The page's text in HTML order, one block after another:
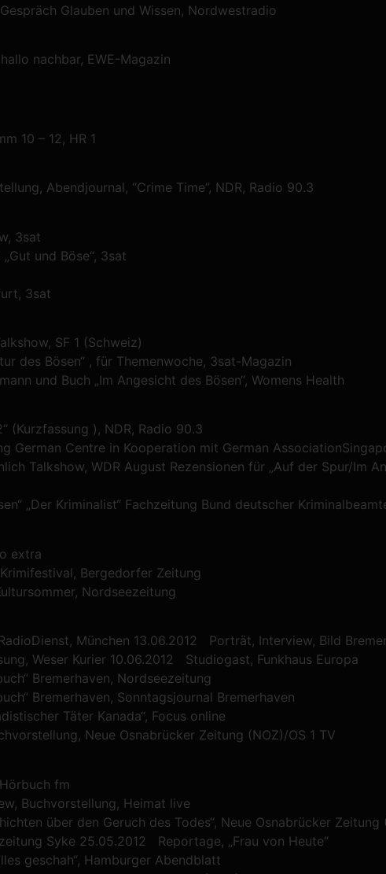
Glauben und Wissen, Nordwestradio
nachbar, EWE-Magazin
10 – 12, HR 1
Abendjournal, “Crime Time”, NDR, Radio 90.3
3sat
und Böse“, 3sat
3sat
SF 1 (Schweiz)
des Bösen“ , für Themenwoche, 3sat-Magazin
und Buch „Im Angesicht des Bösen“, Womens Health
(Kurzfassung ), NDR, Radio 90.3
Centre in Kooperation mit German
Talkshow, WDR August Rezensionen für „Auf der Spur/Im
„Der Kriminalist“ Fachzeitung Bund deutscher
extra
Bergedorfer Zeitung
Nordseezeitung
München 13.06.2012 Porträt, Interview, Bild
Weser Kurier 10.06.2012 Studiogast, Funkhaus Europa
Bremerhaven, Nordseezeitung
Bremerhaven, Sonntagsjournal Bremerhaven
Täter Kanada“, Focus online
Neue Osnabrücker Zeitung (NOZ)/OS 1 TV
fm
Buchvorstellung, Heimat live
über den Geruch des Todes“, Neue Osnabrücker Zeitung
Syke 25.05.2012 Reportage, „Frau von Heute“
geschah“, Hamburger Abendblatt